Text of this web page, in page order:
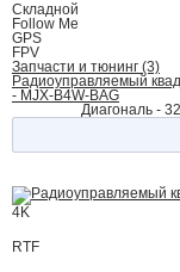
Складной
Follow Me
GPS
FPV
Запчасти и тюнинг (3)
Радиоуправляемый
- MJX-B4W-BAG
Диагональ -
4K
RTF